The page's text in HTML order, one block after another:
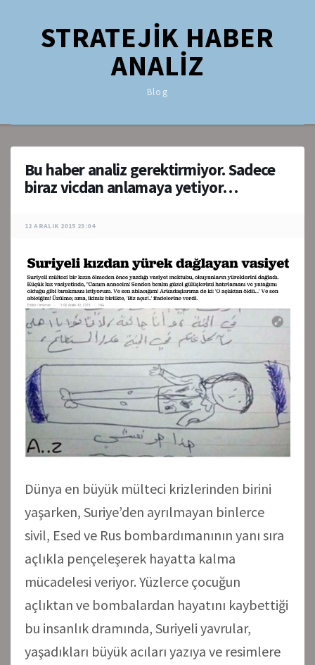
STRATEJİK HABER
ANALİZ
Blog
Bu haber analiz gerektirmiyor. Sadece
biraz vicdan anlamaya yetiyor…
12 ARALIK 2015 23:04
Dünya en büyük mülteci krizlerinden birini
yaşarken, Suriye’den ayrılmayan binlerce
sivil, Esed ve Rus bombardımanının yanı sıra
açlıkla pençeleşerek hayatta kalma
mücadelesi veriyor. Yüzlerce çocuğun
açlıktan ve bombalardan hayatını kaybettiği
bu insanlık dramında, Suriyeli yavrular,
yaşadıkları büyük acıları yazıya ve resimlere